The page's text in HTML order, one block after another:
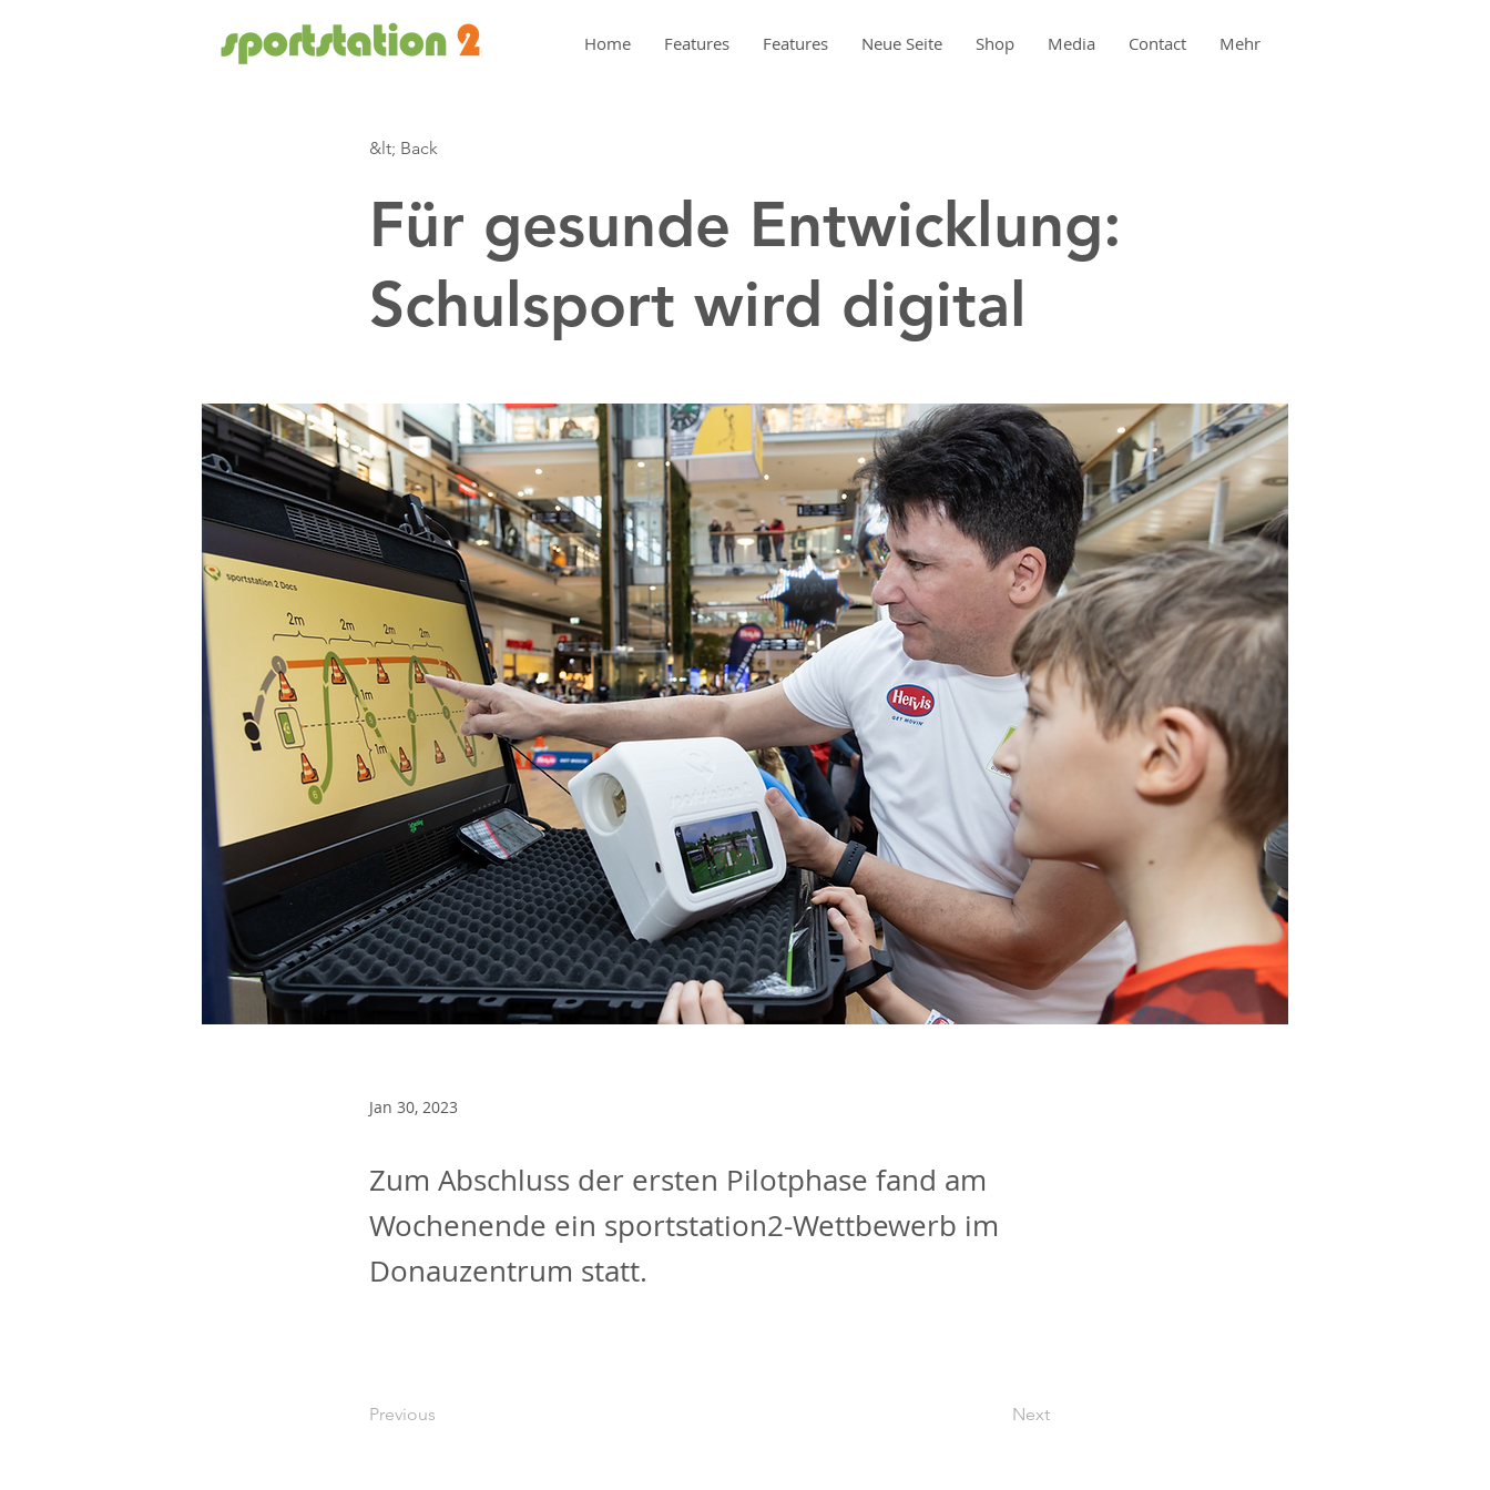
Home Features Features Neue Seite Shop Media Contact Mehr
&lt; Back
Für gesunde Entwicklung:
Schulsport wird digital
Jan 30, 2023
Zum Abschluss der ersten Pilotphase fand am
Wochenende ein sportstation2-Wettbewerb im
Donauzentrum statt.
Previous Next